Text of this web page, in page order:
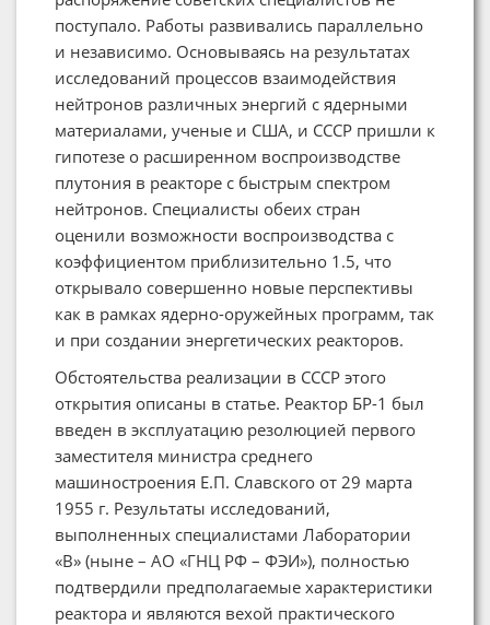
поступало. Работы развивались параллельно
и независимо. Основываясь на результатах
исследований процессов взаимодействия
нейтронов различных энергий с ядерными
материалами, ученые и США, и СССР пришли к
гипотезе о расширенном воспроизводстве
плутония в реакторе с быстрым спектром
нейтронов. Специалисты обеих стран
оценили возможности воспроизводства с
коэффициентом приблизительно 1.5, что
открывало совершенно новые перспективы
как в рамках ядерно-оружейных программ, так
и при создании энергетических реакторов.
Обстоятельства реализации в СССР этого
открытия описаны в статье. Реактор БР-1 был
введен в эксплуатацию резолюцией первого
заместителя министра среднего
машиностроения Е.П. Славского от 29 марта
1955 г. Результаты исследований,
выполненных специалистами Лаборатории
«В» (ныне – АО «ГНЦ РФ – ФЭИ»), полностью
подтвердили предполагаемые характеристики
реактора и являются вехой практического